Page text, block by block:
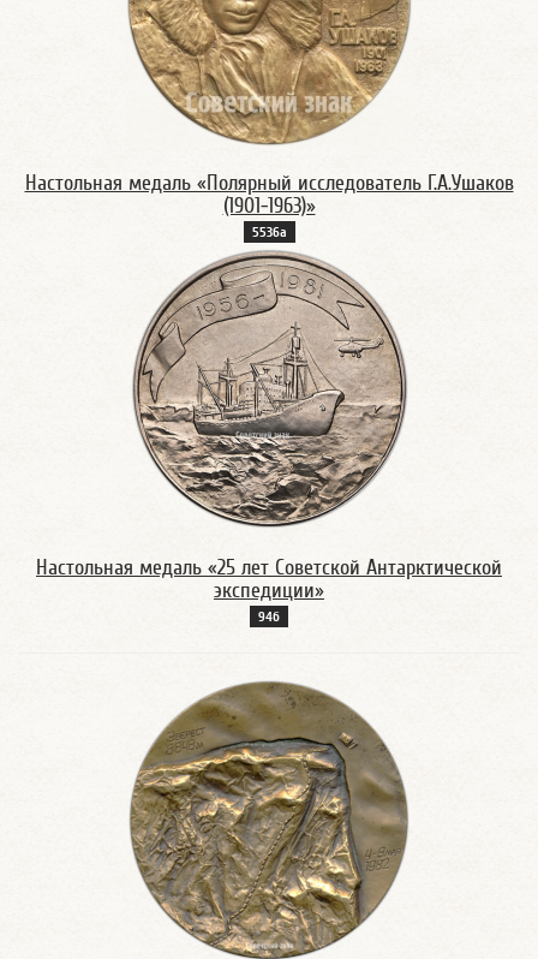
Настольная медаль «Полярный исследователь Г.А.Ушаков
(1901-1963)»
5536а
Настольная медаль «25 лет Советской Антарктической
экспедиции»
94б